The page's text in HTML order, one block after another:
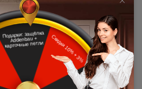
по тарифам нашего
или, при заказе через запрос с
менеджером интернет-